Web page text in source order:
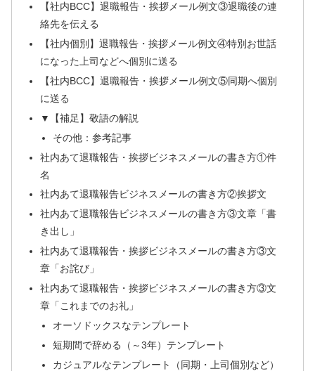
【社内BCC】退職報告・挨拶メール例文③退職後の連
絡先を伝える
【社内個別】退職報告・挨拶メール例文④特別お世話
になった上司などへ個別に送る
【社内BCC】退職報告・挨拶メール例文⑤同期へ個別
に送る
▼【補足】敬語の解説
その他：参考記事
社内あて退職報告・挨拶ビジネスメールの書き方①件
名
社内あて退職報告ビジネスメールの書き方②挨拶文
社内あて退職報告ビジネスメールの書き方③文章「書
き出し」
社内あて退職報告・挨拶ビジネスメールの書き方③文
章「お詫び」
社内あて退職報告・挨拶ビジネスメールの書き方③文
章「これまでのお礼」
オーソドックスなテンプレート
短期間で辞める（～3年）テンプレート
カジュアルなテンプレート（同期・上司個別など）